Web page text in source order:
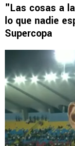
"Las cosas a
lo que nadie
Supercopa